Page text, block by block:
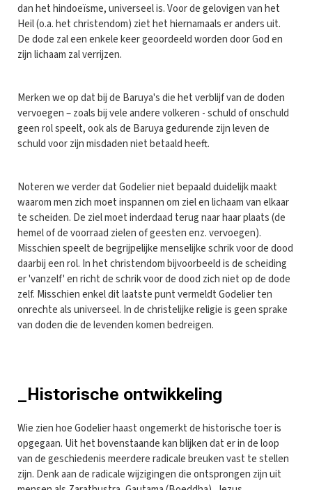
dan het hindoeïsme, universeel is. Voor de gelovigen van het
Heil (o.a. het christendom) ziet het hiernamaals er anders uit.
De dode zal een enkele keer geoordeeld worden door God en
zijn lichaam zal verrijzen.
Merken we op dat bij de Baruya's die het verblijf van de doden
vervoegen – zoals bij vele andere volkeren - schuld of onschuld
geen rol speelt, ook als de Baruya gedurende zijn leven de
schuld voor zijn misdaden niet betaald heeft.
Noteren we verder dat Godelier niet bepaald duidelijk maakt
waarom men zich moet inspannen om ziel en lichaam van elkaar
te scheiden. De ziel moet inderdaad terug naar haar plaats (de
hemel of de voorraad zielen of geesten enz. vervoegen).
Misschien speelt de begrijpelijke menselijke schrik voor de dood
daarbij een rol. In het christendom bijvoorbeeld is de scheiding
er 'vanzelf' en richt de schrik voor de dood zich niet op de dode
zelf. Misschien enkel dit laatste punt vermeldt Godelier ten
onrechte als universeel. In de christelijke religie is geen sprake
van doden die de levenden komen bedreigen.
_Historische ontwikkeling
Wie zien hoe Godelier haast ongemerkt de historische toer is
opgegaan. Uit het bovenstaande kan blijken dat er in de loop
van de geschiedenis meerdere radicale breuken vast te stellen
zijn. Denk aan de radicale wijzigingen die ontsprongen zijn uit